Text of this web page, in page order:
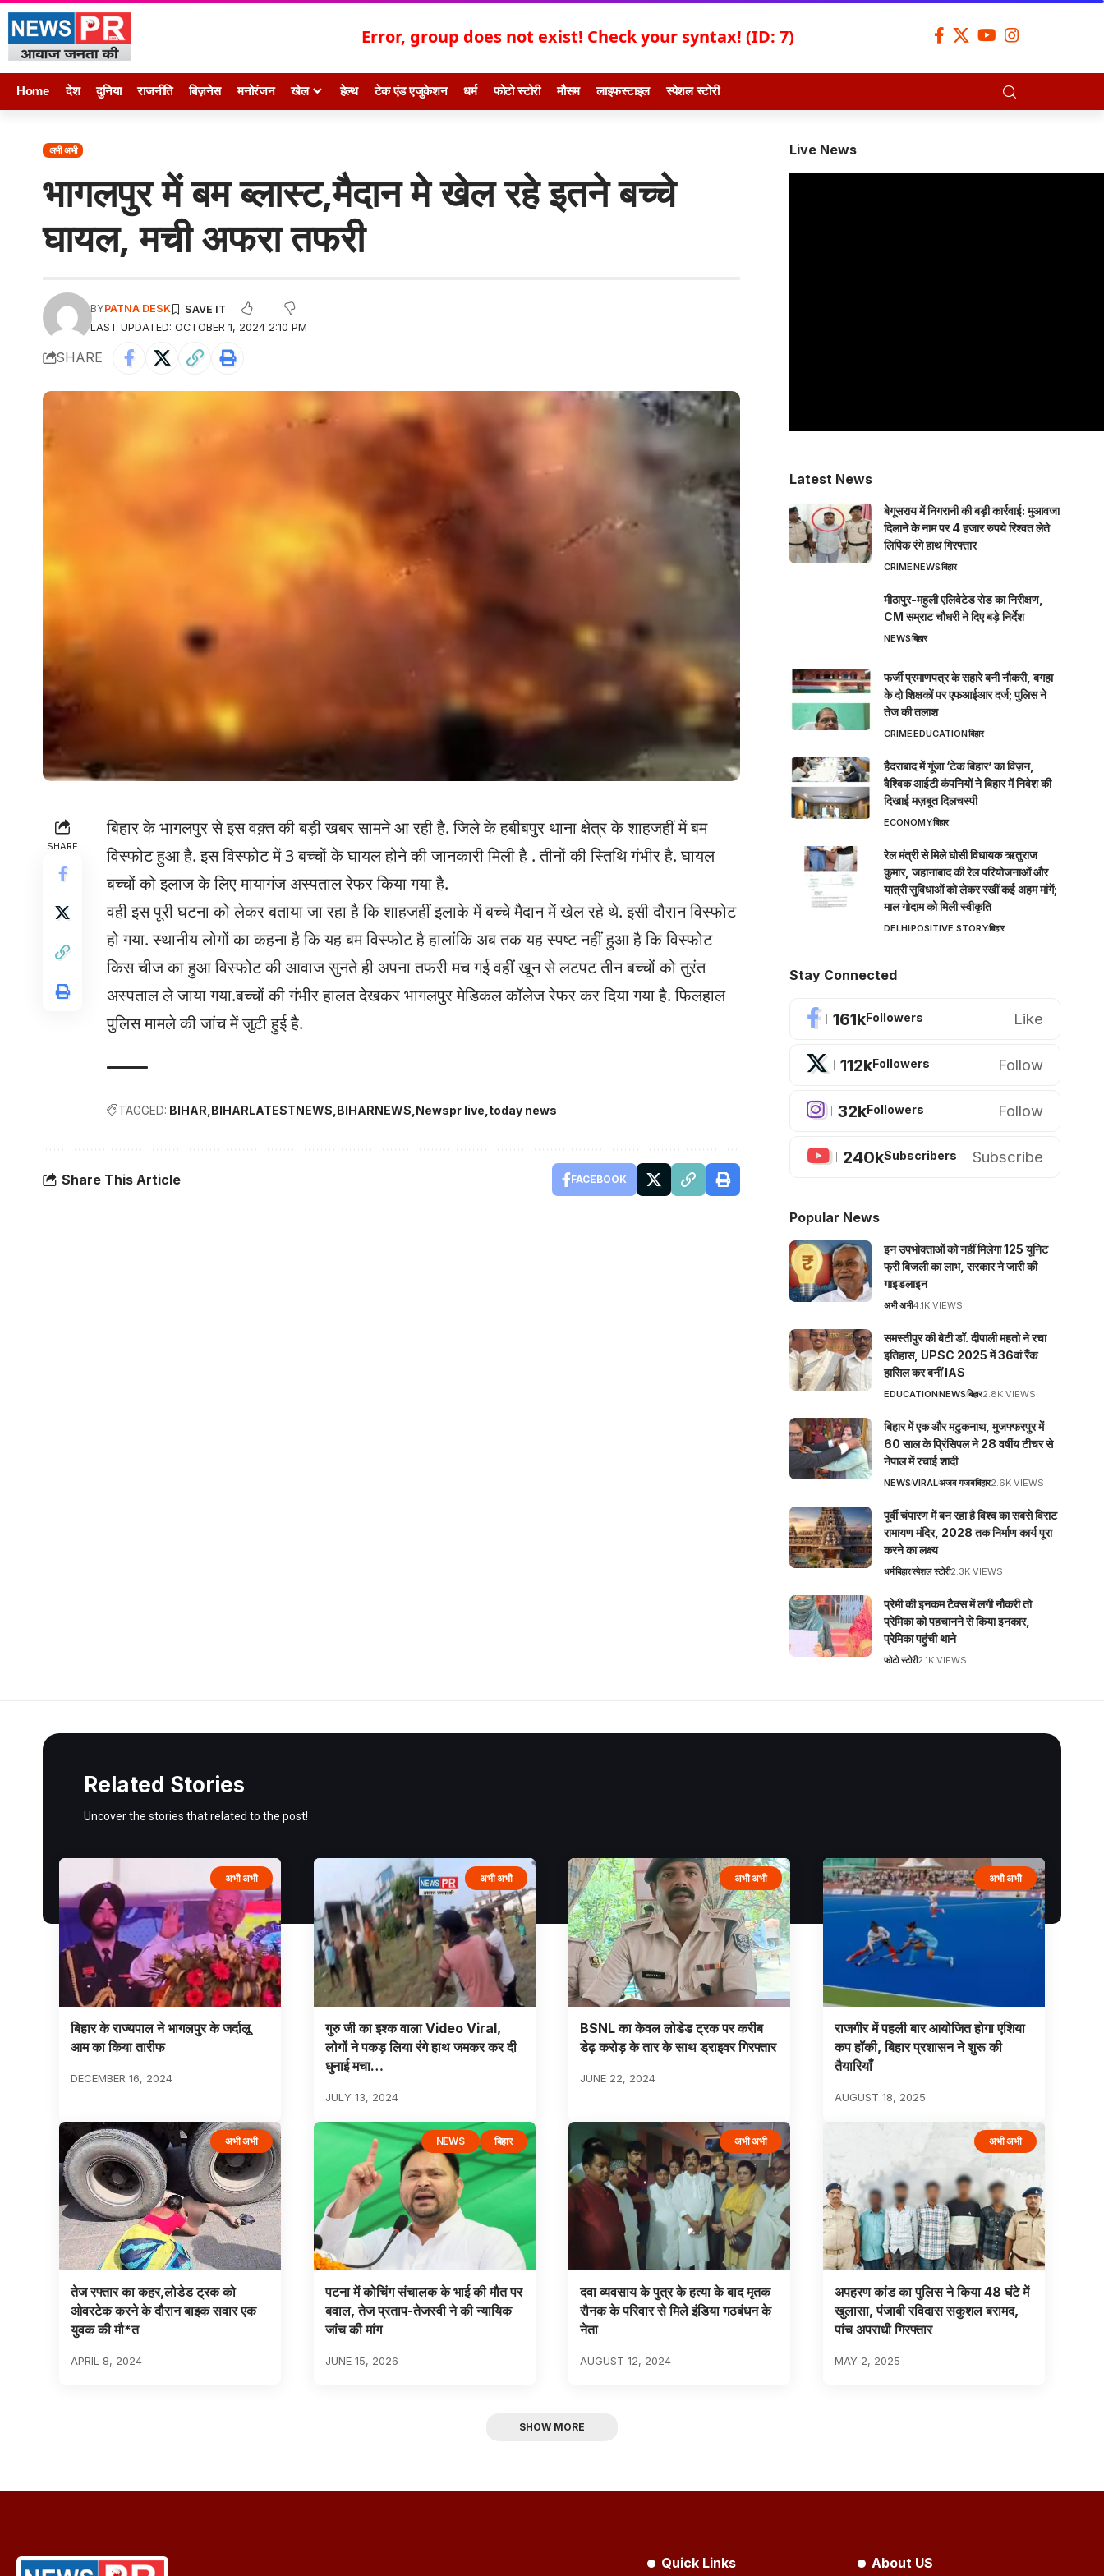
Error, group does not exist! Check your syntax! (ID: 7)
Home देश दुनिया राजनीति बिज़नेस मनोरंजन खेल हेल्थ टेक एंड एजुकेशन धर्म फोटो स्टोरी मौसम लाइफस्टाइल स्पेशल स्टोरी
अभी अभी
भागलपुर में बम ब्लास्ट,मैदान मे खेल रहे इतने बच्चे
घायल, मची अफरा तफरी
LAST UPDATED: OCTOBER 1, 2024 2:10 PM
BYPATNA DESK
SHARE
SHARE
बिहार के भागलपुर से इस वक़्त की बड़ी खबर सामने आ रही है. जिले के हबीबपुर थाना क्षेत्र के शाहजहीं में बम
विस्फोट हुआ है. इस विस्फोट में 3 बच्चों के घायल होने की जानकारी मिली है . तीनों की स्तिथि गंभीर है. घायल
बच्चों को इलाज के लिए मायागंज अस्पताल रेफर किया गया है.
वही इस पूरी घटना को लेकर बताया जा रहा है कि शाहजहीं इलाके में बच्चे मैदान में खेल रहे थे. इसी दौरान विस्फोट
हो गया. स्थानीय लोगों का कहना है कि यह बम विस्फोट है हालांकि अब तक यह स्पष्ट नहीं हुआ है कि विस्फोट
किस चीज का हुआ विस्फोट की आवाज सुनते ही अपना तफरी मच गई वहीं खून से लटपट तीन बच्चों को तुरंत
अस्पताल ले जाया गया.बच्चों की गंभीर हालत देखकर भागलपुर मेडिकल कॉलेज रेफर कर दिया गया है. फिलहाल
पुलिस मामले की जांच में जुटी हुई है.
TAGGED: BIHAR BIHARLATESTNEWS BIHARNEWS Newspr live today news
Share This Article FACEBOOK
Live News
Latest News
बेगूसराय में निगरानी की बड़ी कार्रवाई: मुआवजा
दिलाने के नाम पर 4 हजार रुपये रिश्वत लेते
लिपिक रंगे हाथ गिरफ्तार
CRIMENEWSबिहार
मीठापुर-महुली एलिवेटेड रोड का निरीक्षण,
CM सम्राट चौधरी ने दिए बड़े निर्देश
NEWSबिहार
फर्जी प्रमाणपत्र के सहारे बनी नौकरी, बगहा
के दो शिक्षकों पर एफआईआर दर्ज; पुलिस ने
तेज की तलाश
CRIMEEDUCATIONबिहार
हैदराबाद में गूंजा ‘टेक बिहार’ का विज़न,
वैश्विक आईटी कंपनियों ने बिहार में निवेश की
दिखाई मज़बूत दिलचस्पी
ECONOMYबिहार
रेल मंत्री से मिले घोसी विधायक ऋतुराज
कुमार, जहानाबाद की रेल परियोजनाओं और
यात्री सुविधाओं को लेकर रखीं कई अहम मांगें;
माल गोदाम को मिली स्वीकृति
DELHIPOSITIVE STORYबिहार
Stay Connected
161kFollowers Like
112kFollowers Follow
32kFollowers Follow
240kSubscribers Subscribe
Popular News
इन उपभोक्ताओं को नहीं मिलेगा 125 यूनिट
फ्री बिजली का लाभ, सरकार ने जारी की
गाइडलाइन
अभी अभी4.1K VIEWS
समस्तीपुर की बेटी डॉ. दीपाली महतो ने रचा
इतिहास, UPSC 2025 में 36वां रैंक
हासिल कर बनीं IAS
EDUCATIONNEWSबिहार2.8K VIEWS
बिहार में एक और मटुकनाथ, मुजफ्फरपुर में
60 साल के प्रिंसिपल ने 28 वर्षीय टीचर से
नेपाल में रचाई शादी
NEWSVIRALअजब गजबबिहार2.6K VIEWS
पूर्वी चंपारण में बन रहा है विश्व का सबसे विराट
रामायण मंदिर, 2028 तक निर्माण कार्य पूरा
करने का लक्ष्य
धर्मबिहारस्पेशल स्टोरी2.3K VIEWS
प्रेमी की इनकम टैक्स में लगी नौकरी तो
प्रेमिका को पहचानने से किया इनकार,
प्रेमिका पहुंची थाने
फोटो स्टोरी2.1K VIEWS
Related Stories
Uncover the stories that related to the post!
अभी अभी
बिहार के राज्यपाल ने भागलपुर के जर्दालू
आम का किया तारीफ
DECEMBER 16, 2024
अभी अभी
गुरु जी का इश्क वाला Video Viral,
लोगों ने पकड़ लिया रंगे हाथ जमकर कर दी
धुनाई मचा…
JULY 13, 2024
अभी अभी
BSNL का केवल लोडेड ट्रक पर करीब
डेढ़ करोड़ के तार के साथ ड्राइवर गिरफ्तार
JUNE 22, 2024
अभी अभी
राजगीर में पहली बार आयोजित होगा एशिया
कप हॉकी, बिहार प्रशासन ने शुरू की
तैयारियाँ
AUGUST 18, 2025
अभी अभी
तेज रफ्तार का कहर,लोडेड ट्रक को
ओवरटेक करने के दौरान बाइक सवार एक
युवक की मौ*त
APRIL 8, 2024
NEWS बिहार
पटना में कोचिंग संचालक के भाई की मौत पर
बवाल, तेज प्रताप-तेजस्वी ने की न्यायिक
जांच की मांग
JUNE 15, 2026
अभी अभी
दवा व्यवसाय के पुत्र के हत्या के बाद मृतक
रौनक के परिवार से मिले इंडिया गठबंधन के
नेता
AUGUST 12, 2024
अभी अभी
अपहरण कांड का पुलिस ने किया 48 घंटे में
खुलासा, पंजाबी रविदास सकुशल बरामद,
पांच अपराधी गिरफ्तार
MAY 2, 2025
SHOW MORE
Quick Links About US